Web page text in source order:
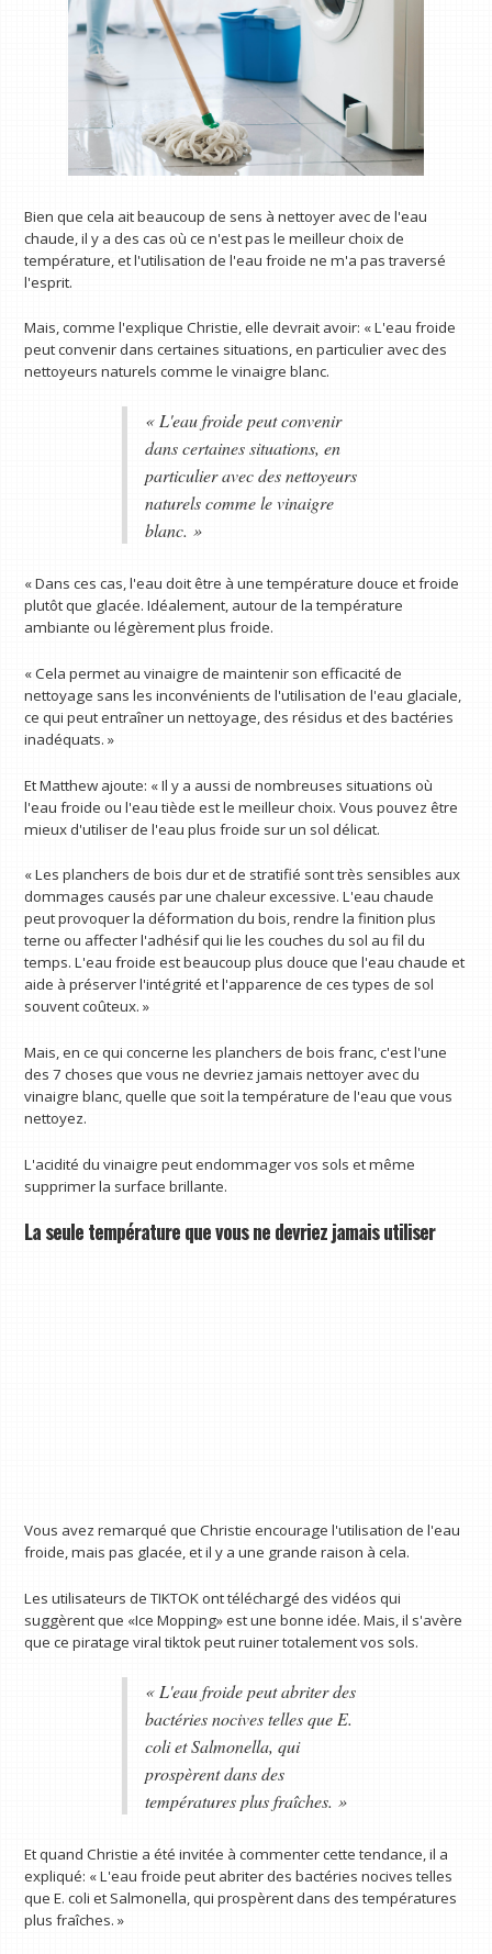
Bien que cela ait beaucoup de sens à nettoyer avec de l'eau
chaude, il y a des cas où ce n'est pas le meilleur choix de
température, et l'utilisation de l'eau froide ne m'a pas traversé
l'esprit.
Mais, comme l'explique Christie, elle devrait avoir: « L'eau froide
peut convenir dans certaines situations, en particulier avec des
nettoyeurs naturels comme le vinaigre blanc.
« L'eau froide peut convenir
dans certaines situations, en
particulier avec des nettoyeurs
naturels comme le vinaigre
blanc. »
« Dans ces cas, l'eau doit être à une température douce et froide
plutôt que glacée. Idéalement, autour de la température
ambiante ou légèrement plus froide.
« Cela permet au vinaigre de maintenir son efficacité de
nettoyage sans les inconvénients de l'utilisation de l'eau glaciale,
ce qui peut entraîner un nettoyage, des résidus et des bactéries
inadéquats. »
Et Matthew ajoute: « Il y a aussi de nombreuses situations où
l'eau froide ou l'eau tiède est le meilleur choix. Vous pouvez être
mieux d'utiliser de l'eau plus froide sur un sol délicat.
« Les planchers de bois dur et de stratifié sont très sensibles aux
dommages causés par une chaleur excessive. L'eau chaude
peut provoquer la déformation du bois, rendre la finition plus
terne ou affecter l'adhésif qui lie les couches du sol au fil du
temps. L'eau froide est beaucoup plus douce que l'eau chaude et
aide à préserver l'intégrité et l'apparence de ces types de sol
souvent coûteux. »
Mais, en ce qui concerne les planchers de bois franc, c'est l'une
des 7 choses que vous ne devriez jamais nettoyer avec du
vinaigre blanc, quelle que soit la température de l'eau que vous
nettoyez.
L'acidité du vinaigre peut endommager vos sols et même
supprimer la surface brillante.
La seule température que vous ne devriez jamais utiliser
Vous avez remarqué que Christie encourage l'utilisation de l'eau
froide, mais pas glacée, et il y a une grande raison à cela.
Les utilisateurs de TIKTOK ont téléchargé des vidéos qui
suggèrent que «Ice Mopping» est une bonne idée. Mais, il s'avère
que ce piratage viral tiktok peut ruiner totalement vos sols.
« L'eau froide peut abriter des
bactéries nocives telles que E.
coli et Salmonella, qui
prospèrent dans des
températures plus fraîches. »
Et quand Christie a été invitée à commenter cette tendance, il a
expliqué: « L'eau froide peut abriter des bactéries nocives telles
que E. coli et Salmonella, qui prospèrent dans des températures
plus fraîches. »